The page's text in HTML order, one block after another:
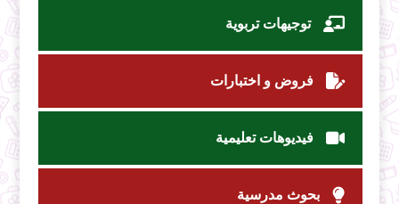
توجيهات تربوية
فروض و اختبارات
فيديوهات تعليمية
بحوث مدرسية